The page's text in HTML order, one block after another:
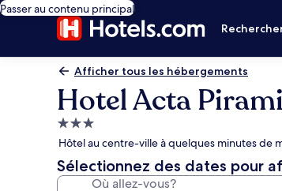
Passer au contenu principal
Afficher tous les hébergements
Hotel Acta
Hébergement
3.0 étoiles
Hôtel au centre-ville à quelques minutes de
Sélectionnez des dates pour
Où allez-vous?